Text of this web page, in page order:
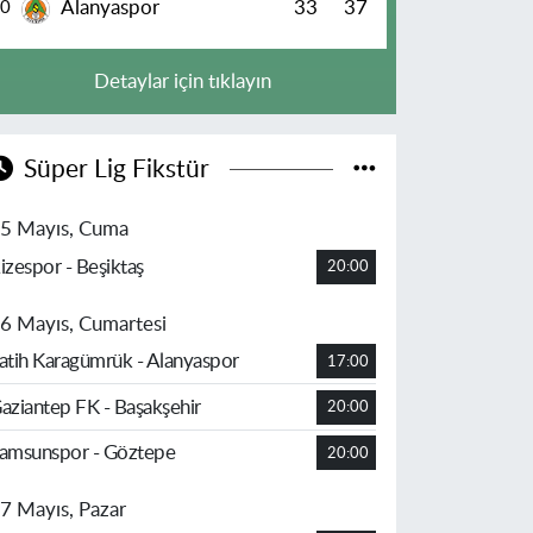
Alanyaspor 33 37
Detaylar için tıklayın
Süper Lig Fikstür
Mayıs, Cuma
- Beşiktaş
20:00
Mayıs, Cumartesi
Karagümrük - Alanyaspor
17:00
FK - Başakşehir 20:00
- Göztepe 20:00
Mayıs, Pazar